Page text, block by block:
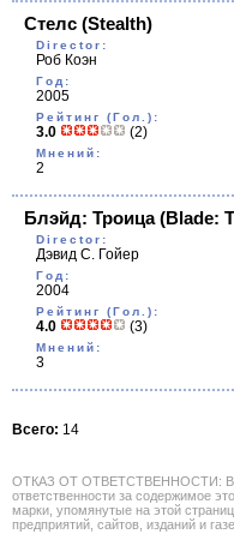
Стелс (Stealth)
Director:
Роб Коэн
Год:
2005
Рейтинг (Гол.):
3.0 (2)
Мнений:
2
Блэйд: Троица(Blade:
Director:
Дэвид С. Гойер
Год:
2004
Рейтинг (Гол.):
4.0 (3)
Мнений:
3
Всего: 14
ОТКАЗ ОТ ОТВЕТСТВЕННОСТИ:
ответственности за содержимое
марки, упомянутые на этой
предприятий, сайтов, изданий и